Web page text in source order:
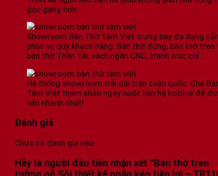
gọn gàng hơn
Showroom Bàn Thờ Tâm Việt trưng bày đa dạng
phục vụ quý khách hàng: Bàn thờ đứng, bàn thờ
bàn thờ Thần Tài, vách ngăn CNC, tranh trúc chỉ…
Hệ thống showroom trải dài trên toàn quốc. Ghé
Tâm Việt tham khảo ngay hoặc liên hệ hotline để
vấn nhanh nhất!
Đánh giá
Chưa có đánh giá nào.
Hãy là người đầu tiên nhận xét “Bàn thờ treo